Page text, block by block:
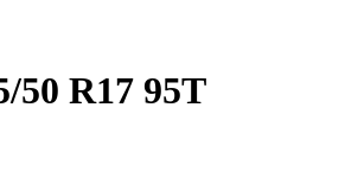
R17 95T